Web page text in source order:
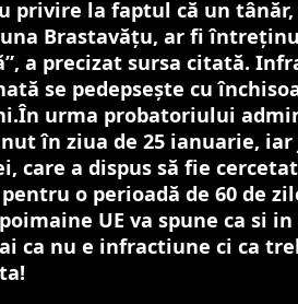
privire la faptul că un tânăr,
Brastavăţu, ar fi
a precizat sursa citată.
se pedepseşte cu
urma probatoriului
în ziua de 25 ianuarie,
care a dispus să fie
o perioadă de 60 de
UE va spune ca si in
ca nu e infractiune ci ca